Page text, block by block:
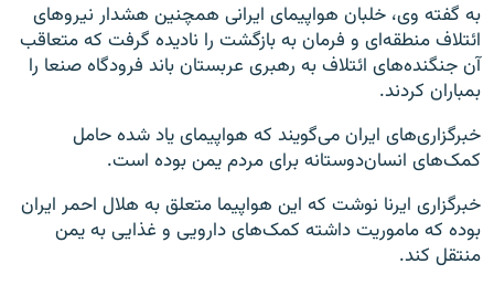
به گفته وی، خلبان هواپیمای ایرانی همچنین هشدار نیروهای
ائتلاف منطقه‌ای و فرمان به بازگشت را نادیده گرفت که متعاقب
آن جنگنده‌های ائتلاف به رهبری عربستان باند فرودگاه صنعا را
بمباران کردند.
خبرگزاری‌های ایران می‌گویند که هواپیمای یاد شده حامل
کمک‌های انسان‌دوستانه برای مردم یمن بوده است.
خبرگزاری ایرنا نوشت که این هواپیما متعلق به هلال احمر ایران
بوده که ماموریت داشته کمک‌های دارویی و غذایی به یمن
منتقل کند.